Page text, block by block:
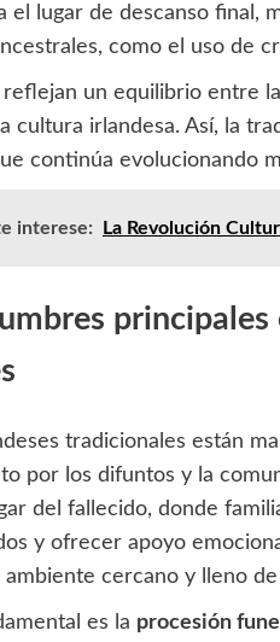
el lugar de descanso final,
como el uso de
reflejan un equilibrio entre
cultura irlandesa. Así, la
continúa evolucionando
interese: La Revolución
tradicionales están
por los difuntos y la
del fallecido, donde
y ofrecer apoyo
cercano y lleno de
es la procesión